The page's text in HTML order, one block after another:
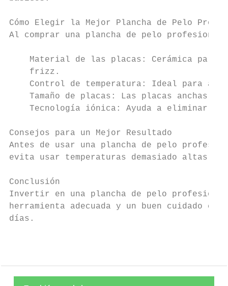
Cómo Elegir la Mejor Plancha de Pelo
Al comprar una plancha de pelo
Material de las placas: Cerámica para
    frizz.
Control de temperatura: Ideal para
Tamaño de placas: Las placas anchas
Tecnología iónica: Ayuda a eliminar la
Consejos para un Mejor Resultado
Antes de usar una plancha de pelo
evita usar temperaturas demasiado altas
Conclusión
Invertir en una plancha de pelo
herramienta adecuada y un buen
días.